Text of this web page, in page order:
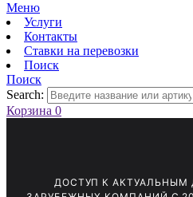
Меню
Услуги
Контакты
Ставки на перевозки
Поиск
Поиск
Search:
Корзина 0
ДОСТУП К